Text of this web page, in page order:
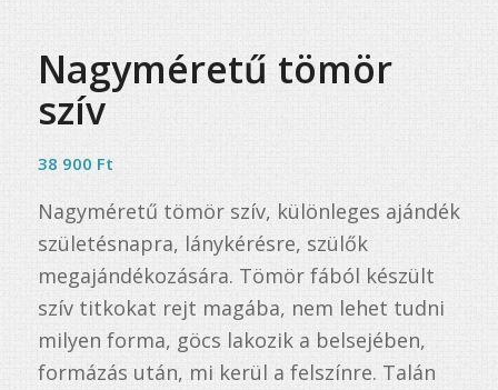
Nagyméretű tömör
szív
38 900 Ft
Nagyméretű tömör szív, különleges ajándék
születésnapra, lánykérésre, szülők
megajándékozására. Tömör fából készült
szív titkokat rejt magába, nem lehet tudni
milyen forma, göcs lakozik a belsejében,
formázás után, mi kerül a felszínre. Talán